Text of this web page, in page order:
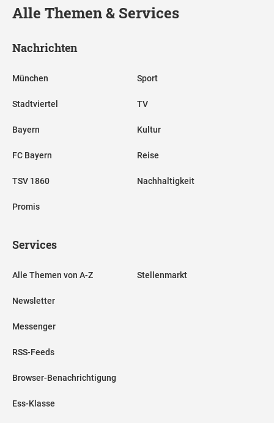
Alle Themen & Services
Nachrichten
München
Stadtviertel
Bayern
FC Bayern
TSV 1860
Promis
Sport
TV
Kultur
Reise
Nachhaltigkeit
Services
Alle Themen von A-Z
Newsletter
Messenger
RSS-Feeds
Browser-Benachrichtigung
Ess-Klasse
Stellenmarkt